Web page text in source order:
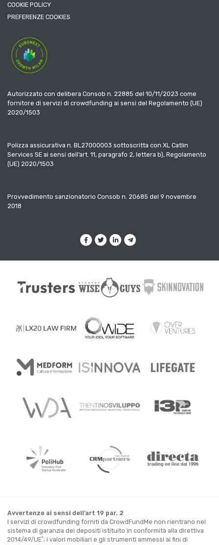
COOKIE POLICY
PREFERENZE COOKIES
Autorizzato con delibera Consob n. 22885 del 10/11/2023 come
fornitore di servizi di crowdfunding ai sensi del Regolamento (UE)
2020/1503
Polizza assicurativa n. BL27000003 sottoscritta con XL Catlin
Services SE ai sensi dell’art. 11, paragrafo 2, lettera b), Regolamento
(UE) 2020/1503
Provvedimento sanzionatorio Consob n. 20685 del 9 novembre
2018
Avvertenze ai sensi dell’art 19 par. 2
I servizi di crowdfunding forniti da CrowdFundMe non rientrano nel
sistema di garanzia dei depositi istituito in conformità alla direttiva
2014/49/UE*; i valori mobiliari e gli strumenti ammessi ai fini di